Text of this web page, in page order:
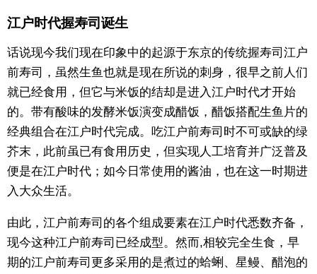
江户时代握寿司诞生
话说现今我们现在印象中的起源于东京的传统握寿司江户
前寿司，虽然生鱼也就是现在所说的刺身，很早之前人们
就已经食用，但它与米饭的结却是进入江户时代才开始
的。带有酸味的发酵米饭演变成醋饭，醋饭搭配生鱼片的
经典组合在江户时代完成。吃江户前寿司时不可或缺的绿
芥末，此前虽已有食用历史，但实现人工培育并广泛普及
便是在江户时代；如今日常使用的酱油，也在这一时期进
入大众生活。
由此，江户前寿司的各个组成要素在江户时代悉数齐备，
现今这种江户前寿司已经成型。然而,相较完全生食，早
期的江户前寿司更多采用的是煮过的蛤蜊、星鳗、醋泡的